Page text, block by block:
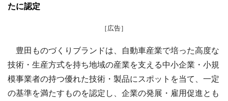
たに認定
［広告］
豊田ものづくりブランドは、自動車産業で培った高度な
技術・生産方式を持ち地域の産業を支える中小企業・小規
模事業者の持つ優れた技術・製品にスポットを当て、一定
の基準を満たすものを認定し、企業の発展・雇用促進とも